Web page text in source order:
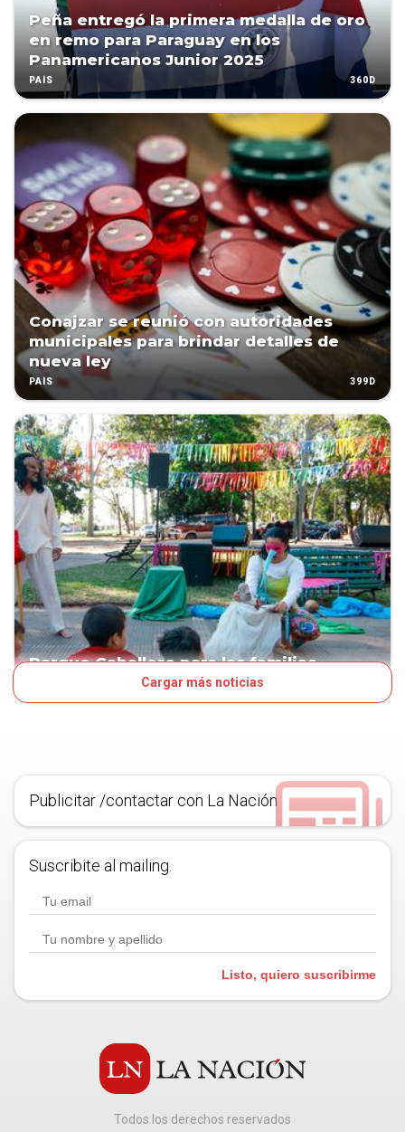
Peña entregó la primera medalla de oro
en remo para Paraguay en los
Panamericanos Junior 2025
PAÍS 360D
Conajzar se reunió con autoridades
municipales para brindar detalles de
nueva ley
PAÍS 399D
Parque Caballero para las familias
LA NACIÓN DEL FINDECargar más noticias
Publicitar /contactar con La Nación
Suscribite al mailing.
Listo, quiero suscribirme
Todos los derechos reservados